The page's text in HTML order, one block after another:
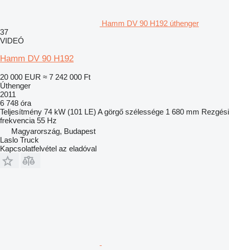
Hamm DV 90 H192 úthenger
37
VIDEÓ
Hamm DV 90 H192
20 000 EUR ≈ 7 242 000 Ft
Úthenger
2011
6 748 óra
Teljesítmény 74 kW (101 LE) A görgő szélessége 1 680 mm Rezgési
frekvencia 55 Hz
Magyarország, Budapest
Laslo Truck
Kapcsolatfelvétel az eladóval